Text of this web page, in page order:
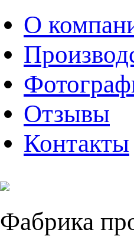
О
Отзывы
Контакты
Фабрика